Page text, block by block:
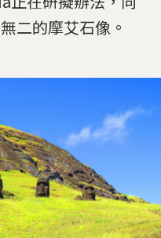
二的摩艾石像。